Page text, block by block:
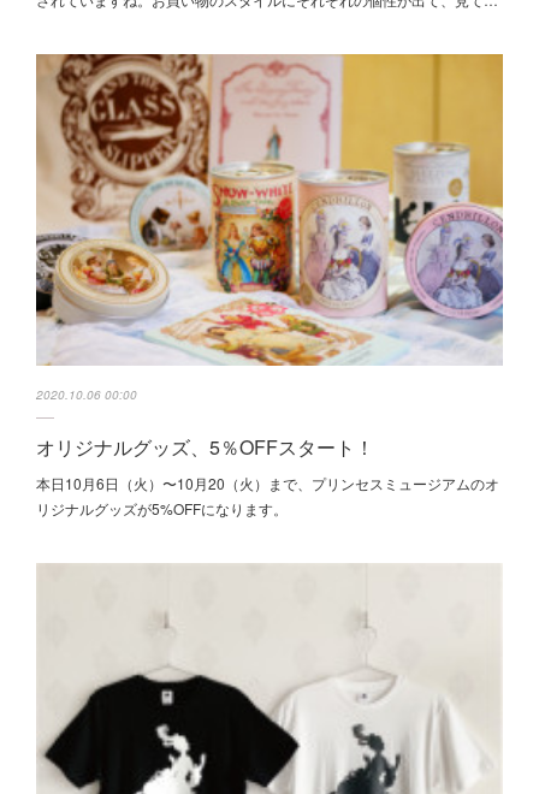
2020.10.06 00:00
オリジナルグッズ、5％OFFスタート！
本日10月6日（火）〜10月20（火）まで、プリンセスミュージアムのオ
リジナルグッズが5%OFFになります。